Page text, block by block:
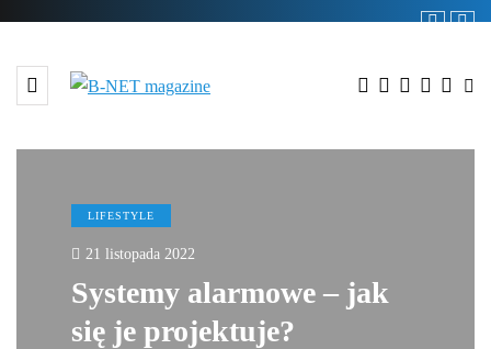
LIFESTYLE
21 listopada 2022
Systemy alarmowe – jak
się je projektuje?